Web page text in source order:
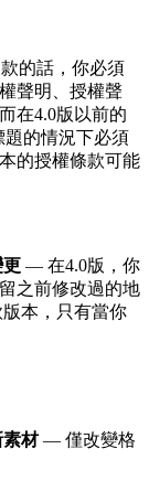
的話，你必須
聲明、授權聲
在4.0版以前的
題的情況下必須
的授權條款可能
更 — 在4.0版，你
之前修改過的地
本，只有當你
材— 僅改變格